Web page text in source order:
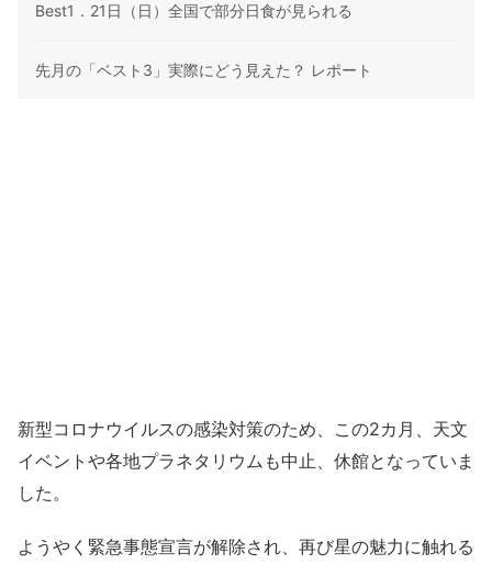
Best1．21日（日）全国で部分日食が見られる
先月の「ベスト3」実際にどう見えた？ レポート
新型コロナウイルスの感染対策のため、この2カ月、天文
イベントや各地プラネタリウムも中止、休館となっていま
した。
ようやく緊急事態宣言が解除され、再び星の魅力に触れる